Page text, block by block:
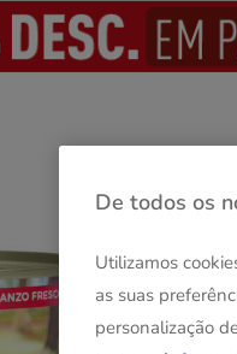
De todos os
Utilizamos
as suas
personalização